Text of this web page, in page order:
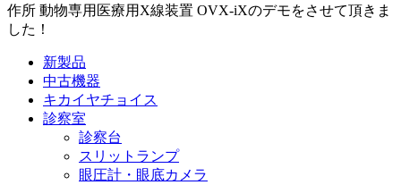
作所 動物専用医療用X線装置 OVX-iXのデモをさせて頂きま
した！
新製品
中古機器
キカイヤチョイス
診察室
診察台
スリットランプ
眼圧計・眼底カメラ